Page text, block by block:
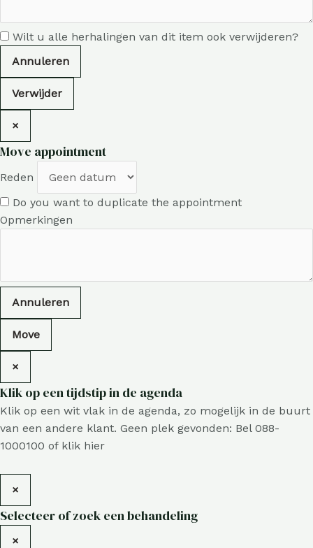
Wilt u alle herhalingen van dit item ook verwijderen?
Annuleren
Verwijder
×
Move appointment
Reden
Do you want to duplicate the appointment
Opmerkingen
Annuleren
Move
×
Klik op een tijdstip in de agenda
Klik op een wit vlak in de agenda, zo mogelijk in de buurt
van een andere klant. Geen plek gevonden: Bel 088-
1000100 of klik hier
×
Selecteer of zoek een behandeling
×